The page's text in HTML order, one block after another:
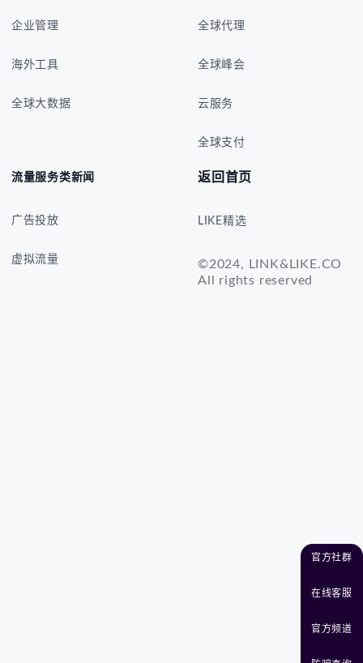
官方社群
在线客服
官方频道
企业管理
海外工具
全球大数据
全球代理
全球峰会
云服务
全球支付
流量服务类新闻
广告投放
虚拟流量
返回首页
LIKE精选
©2024, LINK&LIKE.CO
All rights reserved